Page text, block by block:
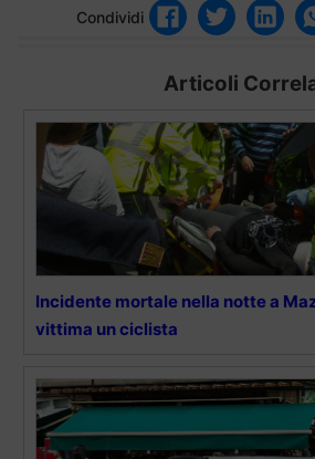
Condividi
Articoli
Incidente mortale nella notte a
vittima un ciclista